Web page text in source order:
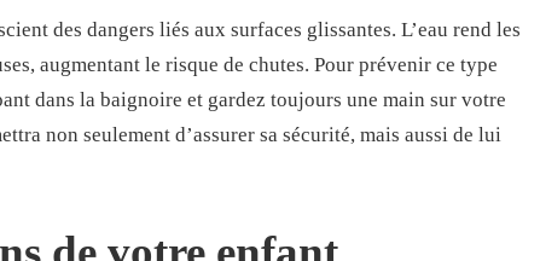
des dangers liés aux surfaces glissantes. L’eau rend les
augmentant le risque de chutes. Pour prévenir ce type
dans la baignoire et gardez toujours une main sur votre
non seulement d’assurer sa sécurité, mais aussi de lui